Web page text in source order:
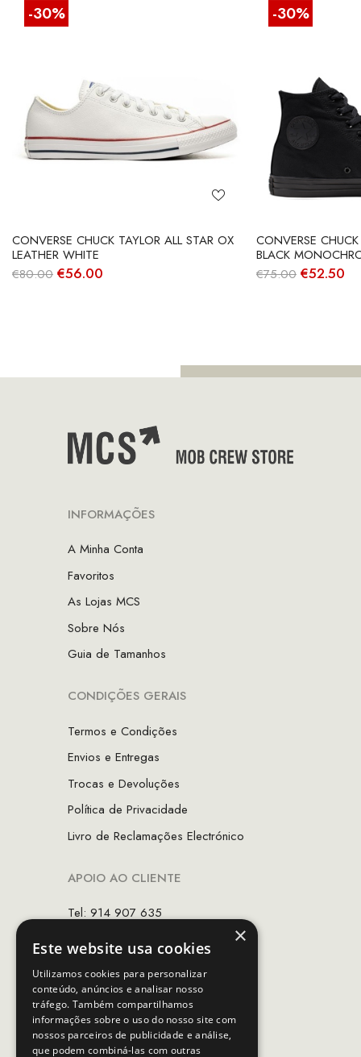
-30%
CONVERSE CHUCK TAYLOR ALL STAR OX
LEATHER WHITE
€80.00 O
€56.00
-30%
CONVERSE
BLACK
€75.00 O
€52.50
INFORMAÇÕES
A Minha Conta
Favoritos
As Lojas MCS
Sobre Nós
Guia de Tamanhos
CONDIÇÕES GERAIS
Termos e Condições
Envios e Entregas
Trocas e Devoluções
Política de Privacidade
Livro de Reclamações Electrónico
APOIO AO CLIENTE
Tel: 914 907 635
Horário de contacto:
Dias úteis das 10h as 19h
×
Este website usa cookies
Utilizamos cookies para personalizar
conteúdo, anúncios e analisar nosso
tráfego. Também compartilhamos
informações sobre o uso do nosso site com
nossos parceiros de publicidade e análise,
que podem combiná-las com outras